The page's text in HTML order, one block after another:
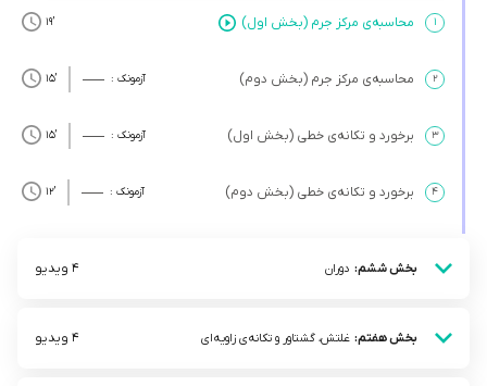
۱ محاسبه‌ی مرکز جرم (بخش اول) ’19
۲ محاسبه‌ی مرکز جرم (بخش دوم) آزمونک : ’15
۳ برخورد و تکانه‌ی خطی (بخش اول) آزمونک : ’15
۴ برخورد و تکانه‌ی خطی (بخش دوم) آزمونک : ’12
بخش ششم: دوران 4 ویدیو
بخش هفتم: غلتش، گشتاور و تکانه‌ی زاویه‌ای 4 ویدیو